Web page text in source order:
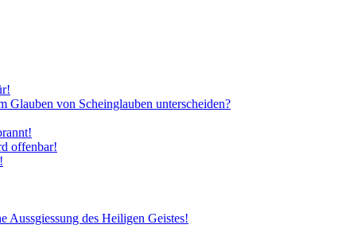
Glauben von Scheinglauben unterscheiden?
offenbar!
Aussgiessung des Heiligen Geistes!